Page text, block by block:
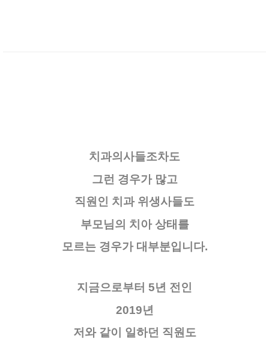
치과의사들조차도
그런 경우가 많고
직원인 치과 위생사들도
부모님의 치아 상태를
모르는 경우가 대부분입니다.
지금으로부터 5년 전인
2019년
저와 같이 일하던 직원도